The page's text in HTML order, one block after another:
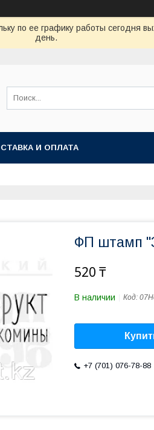
по ее графику работы сегодня
день.
И ОПЛАТА
ФП штамп
520 ₸
В наличии Код:
+7 (701) 076-78-88